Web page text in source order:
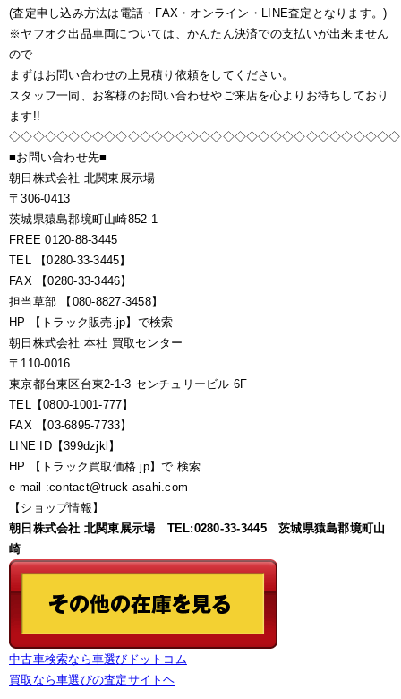
(査定申し込み方法は電話・FAX・オンライン・LINE査定となります。)
※ヤフオク出品車両については、かんたん決済での支払いが出来ません
ので
まずはお問い合わせの上見積り依頼をしてください。
スタッフ一同、お客様のお問い合わせやご来店を心よりお待ちしており
ます!!
■お問い合わせ先■
朝日株式会社 北関東展示場
〒306-0413
茨城県猿島郡境町山崎852-1
FREE 0120-88-3445
TEL 【0280-33-3445】
FAX 【0280-33-3446】
担当草部 【080-8827-3458】
HP 【トラック販売.jp】で検索
朝日株式会社 本社 買取センター
〒110-0016
東京都台東区台東2-1-3 センチュリービル 6F
TEL【0800-1001-777】
FAX 【03-6895-7733】
LINE ID【399dzjkl】
HP 【トラック買取価格.jp】で 検索
e-mail :contact@truck-asahi.com
【ショップ情報】
朝日株式会社 北関東展示場 TEL:0280-33-3445 茨城県猿島郡境町山
崎
中古車検索なら車選びドットコム
買取なら車選びの査定サイトヘ